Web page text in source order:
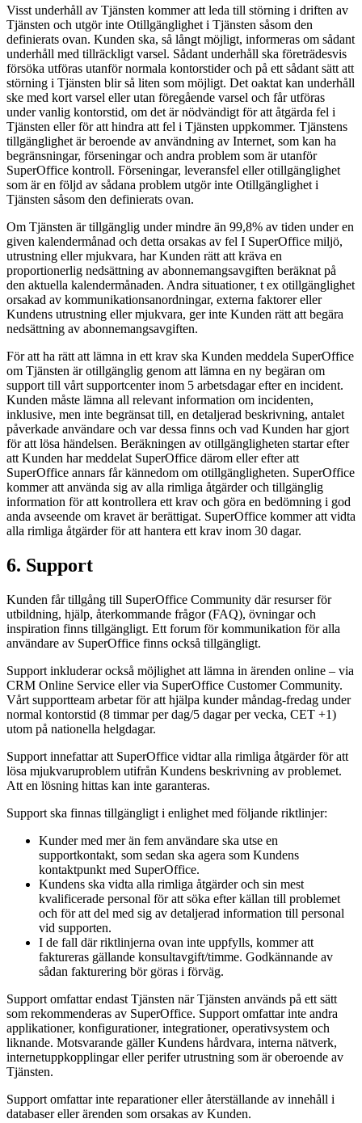
Visst underhåll av Tjänsten kommer att leda till störning i driften av
Tjänsten och utgör inte Otillgänglighet i Tjänsten såsom den
definierats ovan. Kunden ska, så långt möjligt, informeras om sådant
underhåll med tillräckligt varsel. Sådant underhåll ska företrädesvis
försöka utföras utanför normala kontorstider och på ett sådant sätt att
störning i Tjänsten blir så liten som möjligt. Det oaktat kan underhåll
ske med kort varsel eller utan föregående varsel och får utföras
under vanlig kontorstid, om det är nödvändigt för att åtgärda fel i
Tjänsten eller för att hindra att fel i Tjänsten uppkommer. Tjänstens
tillgänglighet är beroende av användning av Internet, som kan ha
begränsningar, förseningar och andra problem som är utanför
SuperOffice kontroll. Förseningar, leveransfel eller otillgänglighet
som är en följd av sådana problem utgör inte Otillgänglighet i
Tjänsten såsom den definierats ovan.
Om Tjänsten är tillgänglig under mindre än 99,8% av tiden under en
given kalendermånad och detta orsakas av fel I SuperOffice miljö,
utrustning eller mjukvara, har Kunden rätt att kräva en
proportionerlig nedsättning av abonnemangsavgiften beräknat på
den aktuella kalendermånaden. Andra situationer, t ex otillgänglighet
orsakad av kommunikationsanordningar, externa faktorer eller
Kundens utrustning eller mjukvara, ger inte Kunden rätt att begära
nedsättning av abonnemangsavgiften.
För att ha rätt att lämna in ett krav ska Kunden meddela SuperOffice
om Tjänsten är otillgänglig genom att lämna en ny begäran om
support till vårt supportcenter inom 5 arbetsdagar efter en incident.
Kunden måste lämna all relevant information om incidenten,
inklusive, men inte begränsat till, en detaljerad beskrivning, antalet
påverkade användare och var dessa finns och vad Kunden har gjort
för att lösa händelsen. Beräkningen av otillgängligheten startar efter
att Kunden har meddelat SuperOffice därom eller efter att
SuperOffice annars får kännedom om otillgängligheten. SuperOffice
kommer att använda sig av alla rimliga åtgärder och tillgänglig
information för att kontrollera ett krav och göra en bedömning i god
anda avseende om kravet är berättigat. SuperOffice kommer att vidta
alla rimliga åtgärder för att hantera ett krav inom 30 dagar.
6. Support
Kunden får tillgång till SuperOffice Community där resurser för
utbildning, hjälp, återkommande frågor (FAQ), övningar och
inspiration finns tillgängligt. Ett forum för kommunikation för alla
användare av SuperOffice finns också tillgängligt.
Support inkluderar också möjlighet att lämna in ärenden online – via
CRM Online Service eller via SuperOffice Customer Community.
Vårt supportteam arbetar för att hjälpa kunder måndag-fredag under
normal kontorstid (8 timmar per dag/5 dagar per vecka, CET +1)
utom på nationella helgdagar.
Support innefattar att SuperOffice vidtar alla rimliga åtgärder för att
lösa mjukvaruproblem utifrån Kundens beskrivning av problemet.
Att en lösning hittas kan inte garanteras.
Support ska finnas tillgängligt i enlighet med följande riktlinjer:
Kunder med mer än fem användare ska utse en
supportkontakt, som sedan ska agera som Kundens
kontaktpunkt med SuperOffice.
Kundens ska vidta alla rimliga åtgärder och sin mest
kvalificerade personal för att söka efter källan till problemet
och för att del med sig av detaljerad information till personal
vid supporten.
I de fall där riktlinjerna ovan inte uppfylls, kommer att
faktureras gällande konsultavgift/timme. Godkännande av
sådan fakturering bör göras i förväg.
Support omfattar endast Tjänsten när Tjänsten används på ett sätt
som rekommenderas av SuperOffice. Support omfattar inte andra
applikationer, konfigurationer, integrationer, operativsystem och
liknande. Motsvarande gäller Kundens hårdvara, interna nätverk,
internetuppkopplingar eller perifer utrustning som är oberoende av
Tjänsten.
Support omfattar inte reparationer eller återställande av innehåll i
databaser eller ärenden som orsakas av Kunden.